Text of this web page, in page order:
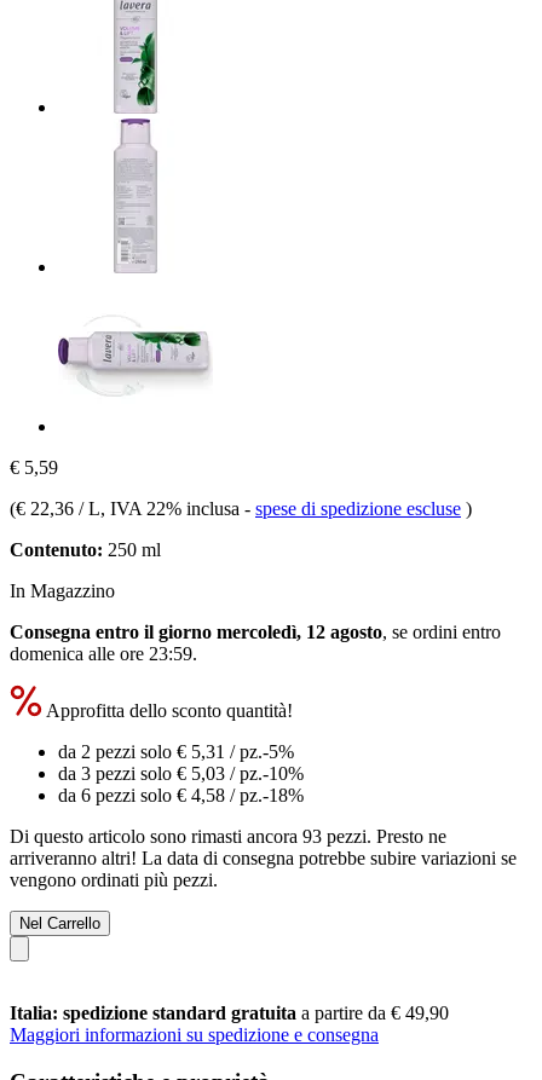
€ 5,59
(€ 22,36 / L, IVA 22% inclusa - spese di spedizione escluse )
Contenuto: 250 ml
In Magazzino
Consegna entro il giorno mercoledì, 12 agosto, se ordini entro
domenica alle ore 23:59.
Approfitta dello sconto quantità!
da 2 pezzi solo € 5,31 / pz.-5%
da 3 pezzi solo € 5,03 / pz.-10%
da 6 pezzi solo € 4,58 / pz.-18%
Di questo articolo sono rimasti ancora 93 pezzi. Presto ne
arriveranno altri! La data di consegna potrebbe subire variazioni se
vengono ordinati più pezzi.
Nel Carrello
Italia: spedizione standard gratuita a partire da € 49,90
Maggiori informazioni su spedizione e consegna